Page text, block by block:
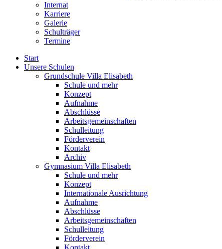
Internat
Karriere
Galerie
Schulträger
Termine
Start
Unsere Schulen
Grundschule Villa Elisabeth
Schule und mehr
Konzept
Aufnahme
Abschlüsse
Arbeitsgemeinschaften
Schulleitung
Förderverein
Kontakt
Archiv
Gymnasium Villa Elisabeth
Schule und mehr
Konzept
Internationale Ausrichtung
Aufnahme
Abschlüsse
Arbeitsgemeinschaften
Schulleitung
Förderverein
Kontakt